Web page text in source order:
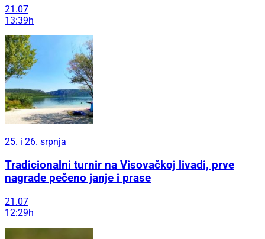
21.07
13:39h
25. i 26. srpnja
Tradicionalni turnir na Visovačkoj livadi, prve
nagrade pečeno janje i prase
21.07
12:29h